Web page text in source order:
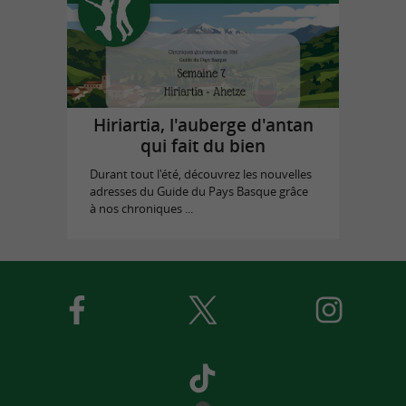
Hiriartia, l'auberge d'antan
qui fait du bien
Durant tout l'été, découvrez les nouvelles
adresses du Guide du Pays Basque grâce
à nos chroniques ...